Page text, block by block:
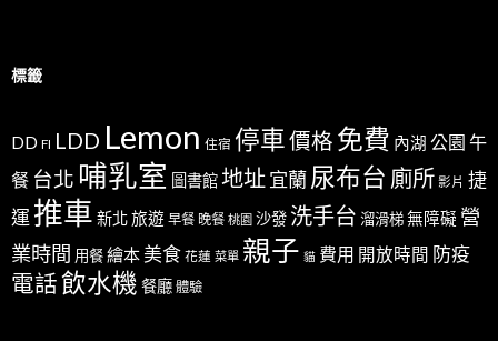
標籤
DD FI LDD Lemon 住宿 停車價格 免費 內湖 公園 午
餐 台北 哺乳室 圖書館地址宜蘭尿布台 廁所 影片 捷
運推車 新北旅遊 早餐 晚餐 桃園 沙發 洗手台 溜滑梯無障礙 營
業時間 用餐繪本 美食 花蓮 菜單 親子 貓 費用 開放時間 防疫
電話飲水機 餐廳 體驗